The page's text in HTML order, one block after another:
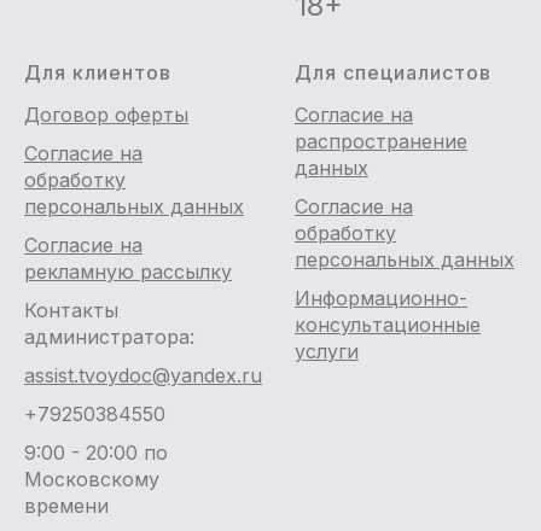
Для клиентов
Договор оферты
Согласие на
обработку
персональных данных
Согласие на
рекламную рассылку
Контакты
администратора:
assist.tvoydoc@yandex.ru
+79250384550
9:00 - 20:00 по
Московскому
времени
Для специалистов
Согласие на
распространение
данных
Согласие на
обработку
персональных данных
Информационно-
консультационные
услуги